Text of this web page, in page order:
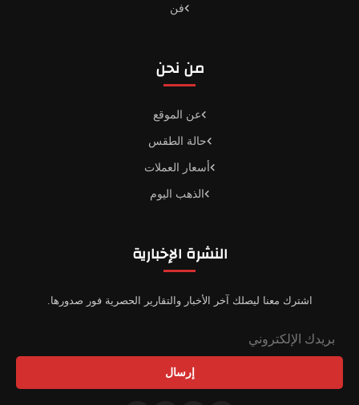
فن
من نحن
عن الموقع
حالة الطقس
أسعار العملات
الذهب اليوم
النشرة الإخبارية
اشترك معنا ليصلك آخر الأخبار والتقارير الحصرية فور صدورها.
إرسال